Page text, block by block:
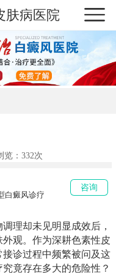
肤病医院
览： 332次
白癜风诊疗
咨询
理却未见明显成效后，
观。作为深耕色素性皮
诊过程中频繁被问及这
竟存在多大的危险性？